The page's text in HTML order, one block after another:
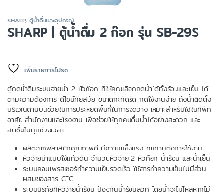
SHARP,ตู้น้ำดื่มและอุปกรณ์
SHARP | ตู้น้ำดื่ม 2 ก๊อก รุ่น SB-29S
เพิ่มรายการโปรด
ตู้กดน้ำดื่มระบบจ่ายน้ำ 2 หัวก๊อก ที่ให้คุณเลือกกดน้ำได้ทั้งร้อนและเย็น ได้
ตามความต้องการ ดีไซน์ทัยสมัย ขนาดกะทัดรัด กดใช้งานง่าย ถังน้ำติดตั้ง
บริเวณด้านบนช่วยในการประหยัดพื้นที่ในการจัดวาง เหมาะสำหรับใช้ในที่พัก
อาศัย สำนักงานและโรงงาน เพื่อช่วยให้ทุกคนดื่มน้ำได้อย่างสะดวก และ
สดชื่นในทุกช่วงเวลา
ผลิตจากพลาสติกคุณภาพดี มีความแข็งแรง ทนทานต่อการใช้งาน
หัวจ่ายน้ำแบบใช้แก้วดัน จำนวนหัวจ่าย 2 หัวก๊อก น้ำร้อน และน้ำเย็น
ระบบคอมเพรสเซอร์ทำความเย็นรวดเร็ว ใช้สารทำความเย็นไม่มีส่วน
ผสมของสาร CFC
ระบบนิรภัยที่หัวจ่ายน้ำร้อน ป้องกันน้ำร้อนลวก โดยน้ำจะไม่ไหลหากไม่